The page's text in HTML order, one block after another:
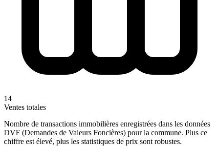
14
Ventes totales
Nombre de transactions immobilières enregistrées dans les données
DVF (Demandes de Valeurs Foncières) pour la commune. Plus ce
chiffre est élevé, plus les statistiques de prix sont robustes.